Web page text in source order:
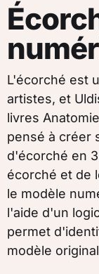
L'écorché est
artistes, et
livres
pensé à créer
d'écorché en
écorché et de
le modèle
l'aide d'un
permet
modèle